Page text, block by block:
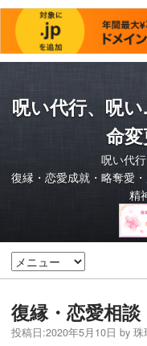
呪い代行、呪
命変
呪い代
復縁・恋愛成就・略奪愛
精
復縁・恋愛相談
投稿日:2020年5月10日 by 珠